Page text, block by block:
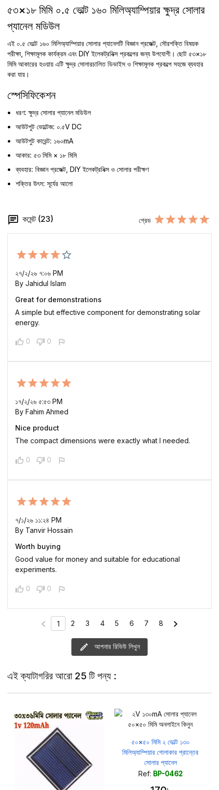
৫৩×১৮ মিমি ০.৫ ভোল্ট ১৬০ মিলিঅ্যাম্পিয়ার ক্ষুদ্র সোলার
প্যানেল মডিউল
এই ০.৫ ভোল্ট ১৬০ মিলিঅ্যাম্পিয়ার সোলার প্যানেলটি বিজ্ঞান প্রজেক্ট, সৌরশক্তি বিষয়ক
পরীক্ষা, শিক্ষামূলক কার্যক্রম এবং DIY ইলেকট্রনিক্স প্রকল্পের জন্য উপযোগী। ছোট ৫৩×১৮
মিমি আকারের হওয়ায় এটি ক্ষুদ্র সোলারচালিত ডিভাইস ও শিক্ষামূলক প্রকল্পে সহজে ব্যবহার
করা যায়।
স্পেসিফিকেশন
ধরণ: ক্ষুদ্র সোলার প্যানেল মডিউল
আউটপুট ভোল্টেজ: ০.৫V DC
আউটপুট কারেন্ট: ১৬০mA
আকার: ৫৩ মিমি × ১৮ মিমি
ব্যবহার: বিজ্ঞান প্রজেক্ট, DIY ইলেকট্রনিক্স ও সোলার পরীক্ষণ
শক্তির উৎস: সূর্যের আলো
কমেন্ট (23) গ্রেড
২৭/২/২৬ ৭:০৬ PM
By Jahidul Islam
Great for demonstrations
A simple but effective component for demonstrating solar
energy.
0 0
১৭/২/২৬ ৫:৫৩ PM
By Fahim Ahmed
Nice product
The compact dimensions were exactly what I needed.
0 0
৭/১/২৬ ১১:২৪ PM
By Tanvir Hossain
Worth buying
Good value for money and suitable for educational
experiments.
0 0
chevron_left 1 2 3 4 5 6 7 8 chevron_right
আপনার রিভিউ লিখুন
এই ক্যাটাগরির আরো 25 টি পন্য :
৫০×৫০ মিমি ২ ভোল্ট ১৩০
মিলিঅ্যাম্পিয়ার গোলাকার প্রান্তের
সোলার প্যানেল
Ref: BP-0462